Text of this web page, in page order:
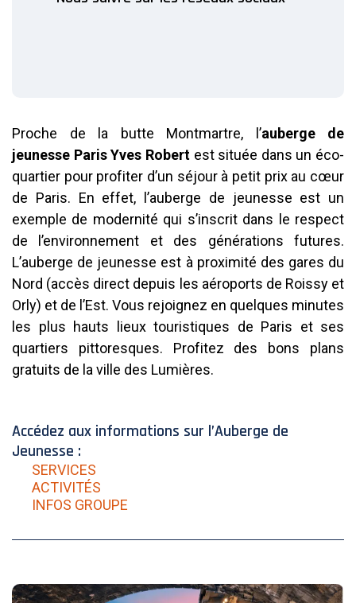
Proche de la butte Montmartre, l’auberge de
jeunesse Paris Yves Robertest située dans un éco-
quartier pour profiter d’un séjour à petit prix au cœur
de Paris. En effet, l’auberge de jeunesse est un
exemple de modernité qui s’inscrit dans le respect
de l’environnement et des générations futures.
L’auberge de jeunesse est à proximité des gares du
Nord (accès direct depuis les aéroports de Roissy et
Orly) et de l’Est. Vous rejoignez en quelques minutes
les plus hauts lieux touristiques de Paris et ses
quartiers pittoresques. Profitez des bons plans
gratuits de la ville des Lumières.
Accédez aux informations sur l’Auberge de
Jeunesse :
SERVICES
ACTIVITÉS
INFOS GROUPE